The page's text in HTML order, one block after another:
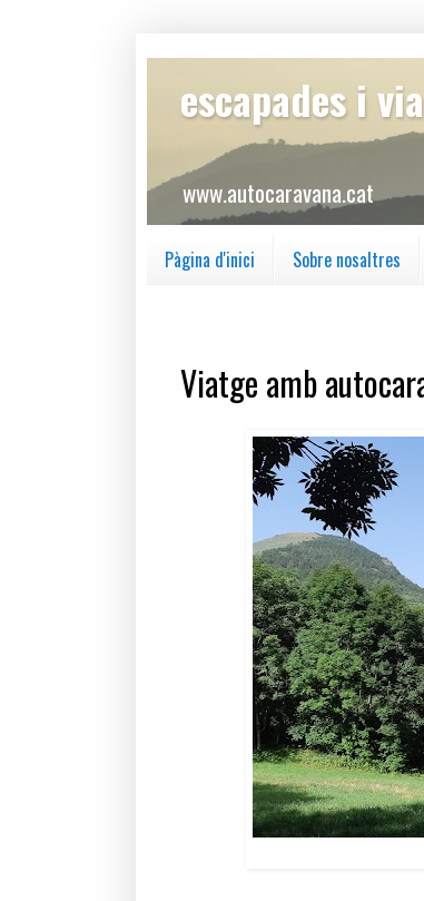
escapades i
www.autocaravana.cat
Pàgina d'inici Sobre nosaltres
Viatge amb